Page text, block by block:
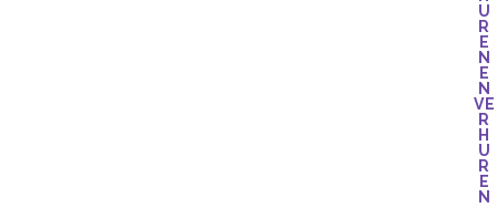
U
R
E
N
E
N
VE
R
H
U
R
E
N